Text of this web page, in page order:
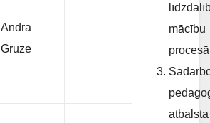
mācību
atbalsta
Andra
Gruze